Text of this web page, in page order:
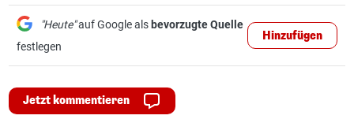
"Heute"auf Google als bevorzugte Quelle
festlegen
Hinzufügen
Jetzt kommentieren